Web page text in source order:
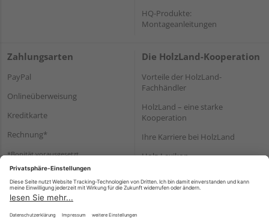
HQ-Produkte:
Montageanleitungen
Zahlungsarten
PayPal
Onlineüberweisung
Kreditkarte
Rechnung*
*Bonität vorausgesetzt
Die HolzLand-Kooperation
Vorteile der HolzLand-
Fachhändler
HolzLand – eine starke
Kooperation
Ihre Karriere bei HolzLand
Holz-Lexikon